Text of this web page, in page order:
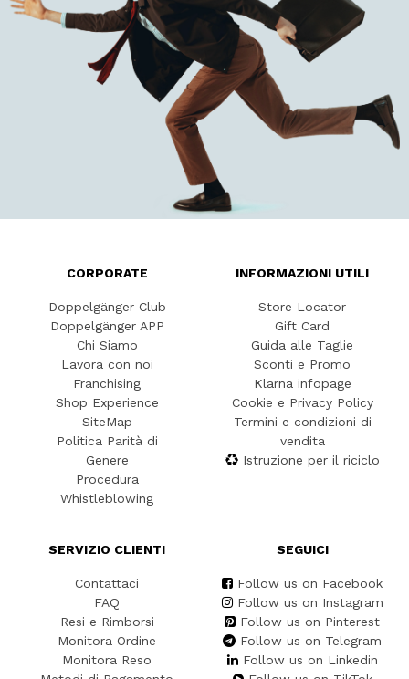
CORPORATE
Doppelgänger Club
Doppelgänger APP
Chi Siamo
Lavora con noi
Franchising
Shop Experience
SiteMap
Politica Parità di
Genere
Procedura
Whistleblowing
INFORMAZIONI UTILI
Store Locator
Gift Card
Guida alle Taglie
Sconti e Promo
Klarna infopage
Cookie e Privacy Policy
Termini e condizioni di
vendita
Istruzione per il riciclo
SERVIZIO CLIENTI
Contattaci
FAQ
Resi e Rimborsi
Monitora Ordine
Monitora Reso
SEGUICI
Follow us on Facebook
Follow us on Instagram
Follow us on Pinterest
Follow us on Telegram
Follow us on Linkedin